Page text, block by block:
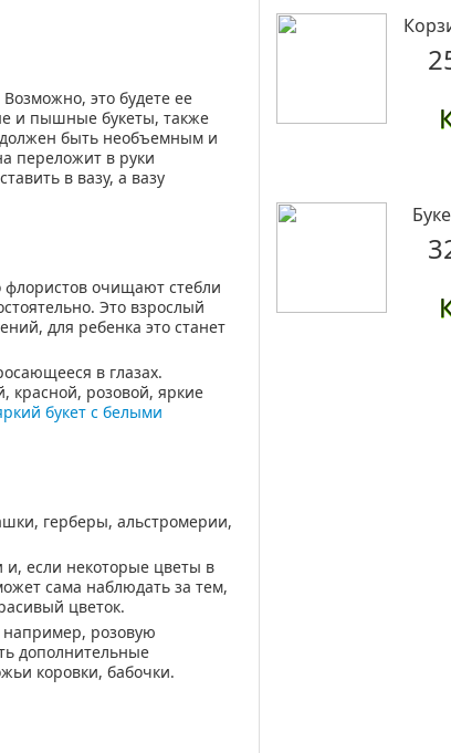
это будете ее
и пышные букеты, также
должен быть необъемным и
переложит в руки
в вазу, а вазу
очищают стебли
Это взрослый
для ребенка это станет
в глазах.
красной, розовой, яркие
букет с белыми
герберы, альстромерии,
и, если некоторые цветы в
сама наблюдать за тем,
цветок.
например, розовую
дополнительные
коровки, бабочки.